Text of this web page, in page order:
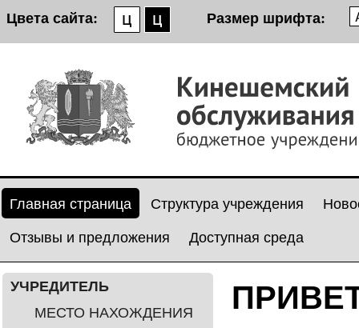
Цвета сайта: Размер шрифта:
Главная страница Структура учреждения
Отзывы и предложения
Доступная среда
УЧРЕДИТЕЛЬ
МЕСТО НАХОЖДЕНИЯ